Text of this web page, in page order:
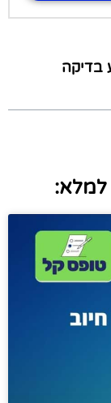
בדיקה
למלא: